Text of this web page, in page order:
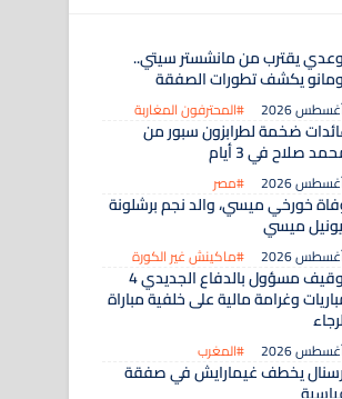
يقترب من مانشستر سيتي..
يكشف تطورات الصفقة
#المحترفون المغاربة
ضخمة لطرابزون سبور من
صلاح في 3 أيام
#مصر
خورخي ميسي، والد نجم برشلونة
ميسي
#ماكينش غير الكورة
توقيف مسؤول بالدفاع الجديدي 4
وغرامة مالية على خلفية مباراة
#المغرب
يخطف غيمارايش في صفقة